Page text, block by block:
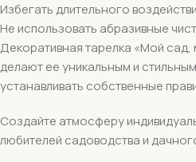
Избегать длительного
Не использовать абразивные
Декоративная тарелка «Мой сад,
делают ее уникальным и
устанавливать собственные
Создайте атмосферу
любителей садоводства и